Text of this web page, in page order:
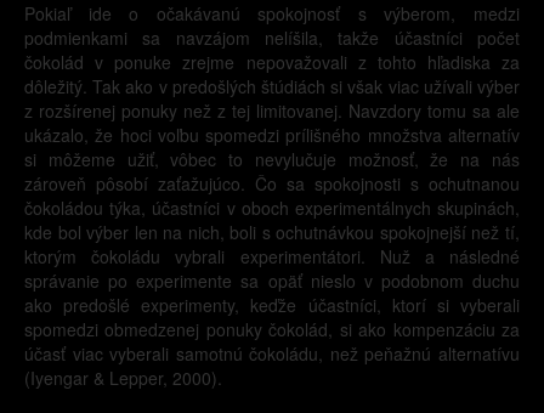
Pokiaľ ide o očakávanú spokojnosť s výberom, medzi
podmienkami sa navzájom nelíšila, takže účastníci počet
čokolád v ponuke zrejme nepovažovali z tohto hľadiska za
dôležitý. Tak ako v predošlých štúdiách si však viac užívali výber
z rozšírenej ponuky než z tej limitovanej. Navzdory tomu sa ale
ukázalo, že hoci voľbu spomedzi prílišného množstva alternatív
si môžeme užiť, vôbec to nevylučuje možnosť, že na nás
zároveň pôsobí zaťažujúco. Čo sa spokojnosti s ochutnanou
čokoládou týka, účastníci v oboch experimentálnych skupinách,
kde bol výber len na nich, boli s ochutnávkou spokojnejší než tí,
ktorým čokoládu vybrali experimentátori. Nuž a následné
správanie po experimente sa opäť nieslo v podobnom duchu
ako predošlé experimenty, keďže účastníci, ktorí si vyberali
spomedzi obmedzenej ponuky čokolád, si ako kompenzáciu za
účasť viac vyberali samotnú čokoládu, než peňažnú alternatívu
(Iyengar & Lepper, 2000).